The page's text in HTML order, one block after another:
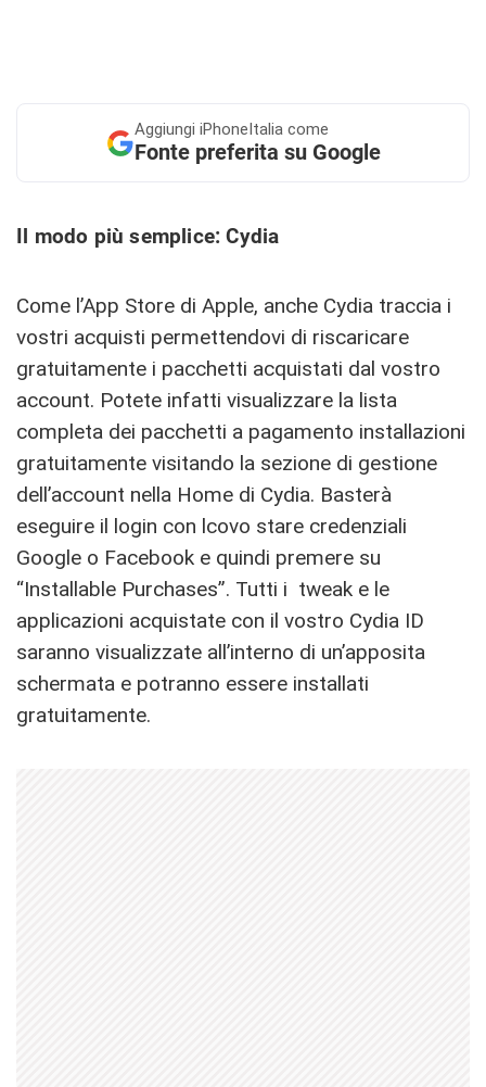
Aggiungi iPhoneItalia come
Fonte preferita su Google
Il modo più semplice: Cydia
Come l’App Store di Apple, anche Cydia traccia i
vostri acquisti permettendovi di riscaricare
gratuitamente i pacchetti acquistati dal vostro
account. Potete infatti visualizzare la lista
completa dei pacchetti a pagamento installazioni
gratuitamente visitando la sezione di gestione
dell’account nella Home di Cydia. Basterà
eseguire il login con lcovo stare credenziali
Google o Facebook e quindi premere su
“Installable Purchases”. Tutti i tweak e le
applicazioni acquistate con il vostro Cydia ID
saranno visualizzate all’interno di un’apposita
schermata e potranno essere installati
gratuitamente.